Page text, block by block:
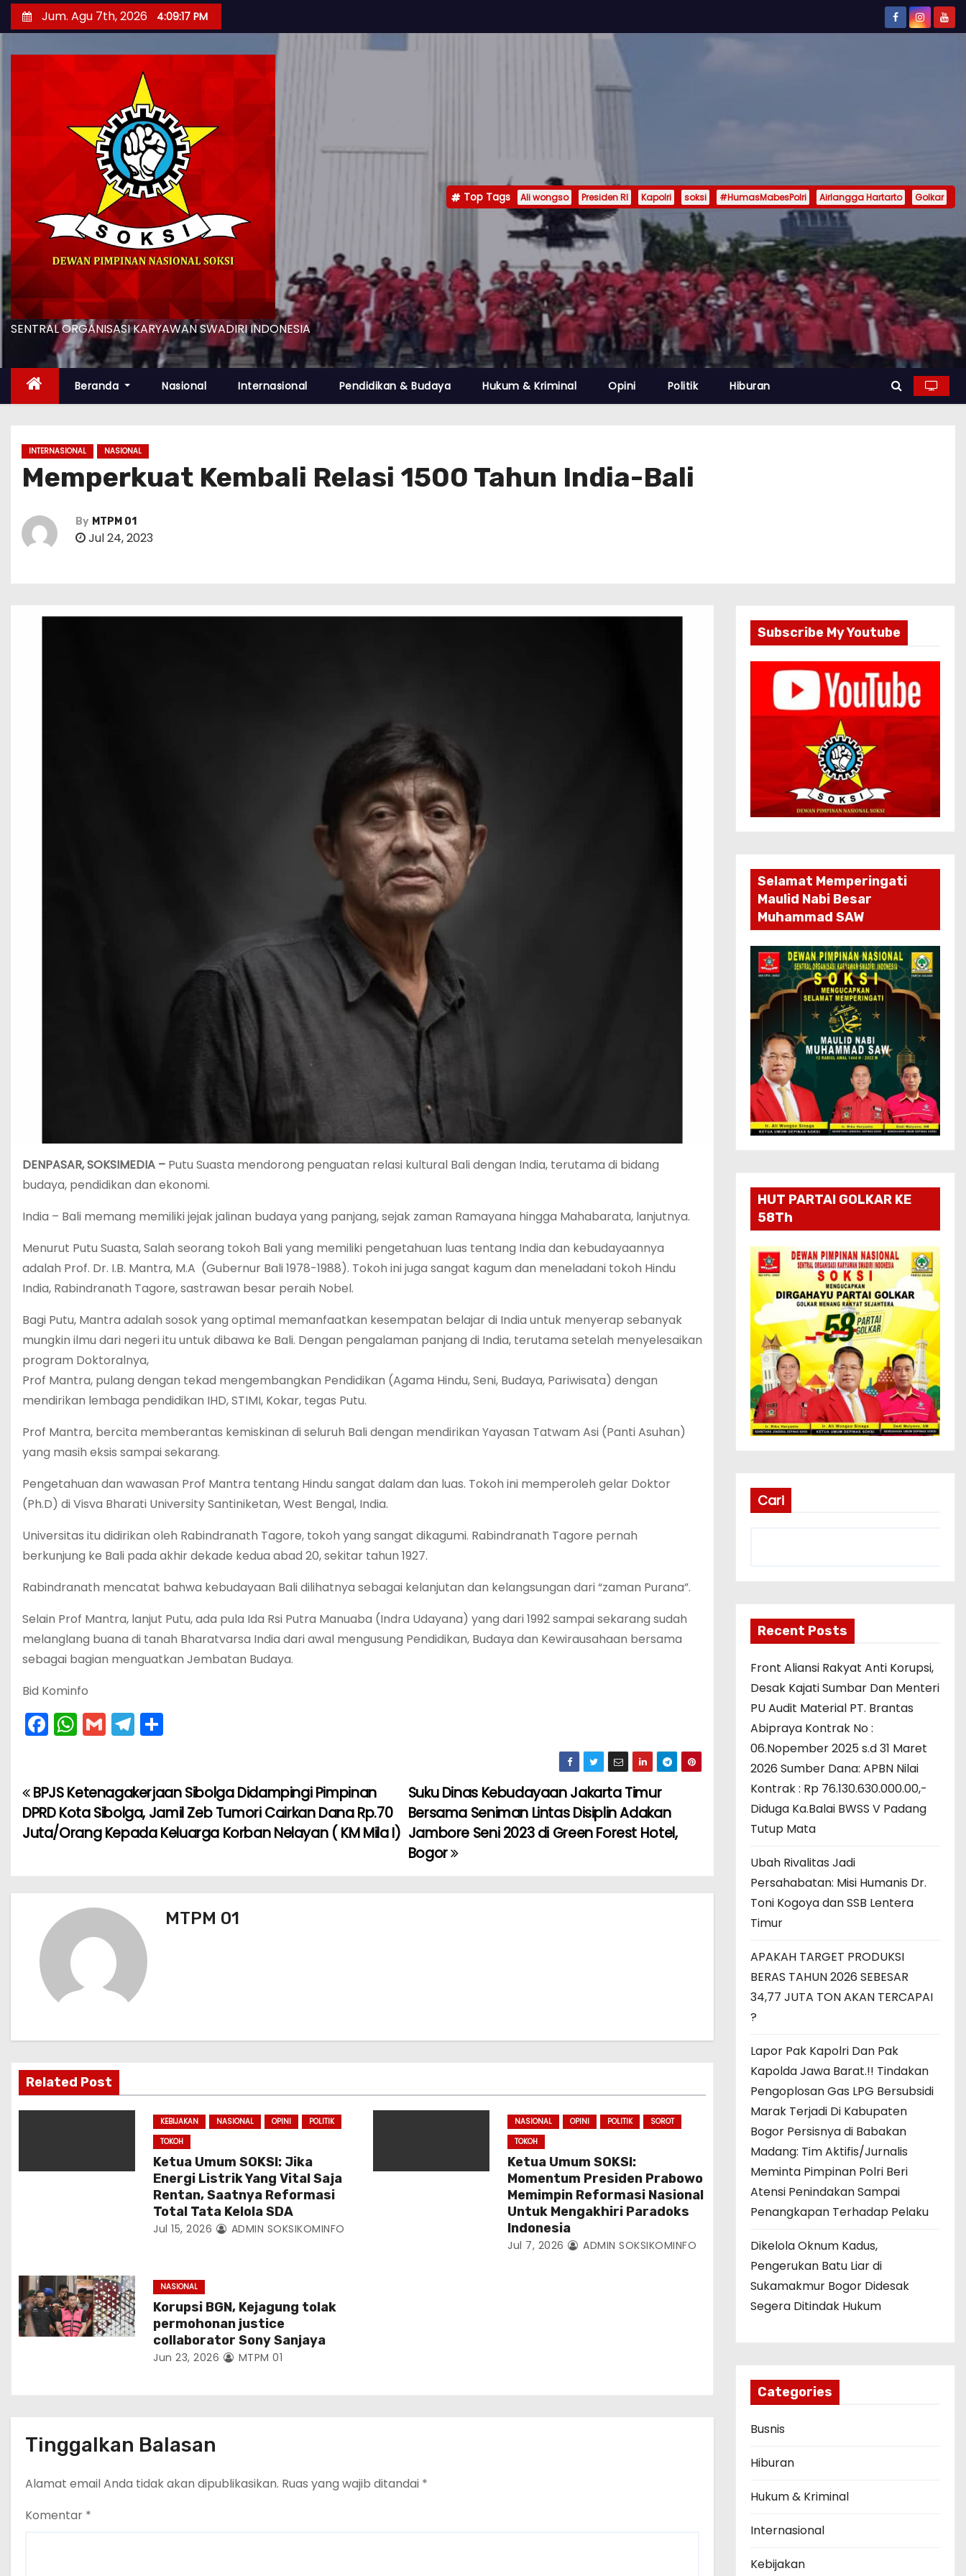
k
t
Jum. Agu 7th, 2026 4:09:19 PM
SENTRAL ORGANISASI KARYAWAN SWADIRI INDONESIA
Top Tags Ali wongso Presiden RI Kapolri soksi #HumasMabesPolri Airlangga Hartarto Golkar
Beranda Nasional Internasional Pendidikan & Budaya Hukum & Kriminal Opini Politik Hiburan
INTERNASIONAL NASIONAL
Memperkuat Kembali Relasi 1500 Tahun India-Bali
By MTPM 01
Jul 24, 2023
DENPASAR, SOKSIMEDIA – Putu Suasta mendorong penguatan relasi kultural Bali dengan India, terutama di bidang
budaya, pendidikan dan ekonomi.
India – Bali memang memiliki jejak jalinan budaya yang panjang, sejak zaman Ramayana hingga Mahabarata, lanjutnya.
Menurut Putu Suasta, Salah seorang tokoh Bali yang memiliki pengetahuan luas tentang India dan kebudayaannya
adalah Prof. Dr. I.B. Mantra, M.A (Gubernur Bali 1978-1988). Tokoh ini juga sangat kagum dan meneladani tokoh Hindu
India, Rabindranath Tagore, sastrawan besar peraih Nobel.
Bagi Putu, Mantra adalah sosok yang optimal memanfaatkan kesempatan belajar di India untuk menyerap sebanyak
mungkin ilmu dari negeri itu untuk dibawa ke Bali. Dengan pengalaman panjang di India, terutama setelah menyelesaikan
program Doktoralnya,
Prof Mantra, pulang dengan tekad mengembangkan Pendidikan (Agama Hindu, Seni, Budaya, Pariwisata) dengan
mendirikan lembaga pendidikan IHD, STIMI, Kokar, tegas Putu.
Prof Mantra, bercita memberantas kemiskinan di seluruh Bali dengan mendirikan Yayasan Tatwam Asi (Panti Asuhan)
yang masih eksis sampai sekarang.
Pengetahuan dan wawasan Prof Mantra tentang Hindu sangat dalam dan luas. Tokoh ini memperoleh gelar Doktor
(Ph.D) di Visva Bharati University Santiniketan, West Bengal, India.
Universitas itu didirikan oleh Rabindranath Tagore, tokoh yang sangat dikagumi. Rabindranath Tagore pernah
berkunjung ke Bali pada akhir dekade kedua abad 20, sekitar tahun 1927.
Rabindranath mencatat bahwa kebudayaan Bali dilihatnya sebagai kelanjutan dan kelangsungan dari “zaman Purana”.
Selain Prof Mantra, lanjut Putu, ada pula Ida Rsi Putra Manuaba (Indra Udayana) yang dari 1992 sampai sekarang sudah
melanglang buana di tanah Bharatvarsa India dari awal mengusung Pendidikan, Budaya dan Kewirausahaan bersama
sebagai bagian menguatkan Jembatan Budaya.
Bid Kominfo
F
a
e
b
o
k
W
h
ts
A
p
G
m
l
T
el
gr
a
m
e
N
a
i
p
o
s
Suku Dinas Kebudayaan Jakarta Timur
Bersama Seniman Lintas Disiplin Adakan
Jambore Seni 2023 di Green Forest Hotel,
Bogor
BPJS Ketenagakerjaan Sibolga Didampingi Pimpinan
DPRD Kota Sibolga, Jamil Zeb Tumori Cairkan Dana Rp.70
Juta/Orang Kepada Keluarga Korban Nelayan ( KM Mila I)
MTPM 01
Related Post
KEBIJAKAN NASIONAL OPINI
POLITIK
TOKOH
Ketua Umum SOKSI: Jika
Energi Listrik Yang Vital Saja
Rentan, Saatnya Reformasi
Total Tata Kelola SDA
Jul 15, 2026 ADMIN SOKSIKOMINFO
NASIONAL OPINI POLITIK
SOROT
TOKOH
Ketua Umum SOKSI:
Momentum Presiden Prabowo
Memimpin Reformasi Nasional
Untuk Mengakhiri Paradoks
Indonesia
Jul 7, 2026 ADMIN SOKSIKOMINFO
NASIONAL
Korupsi BGN, Kejagung tolak
permohonan justice
collaborator Sony Sanjaya
Jun 23, 2026 MTPM 01
Tinggalkan Balasan
Alamat email Anda tidak akan dipublikasikan. Ruas yang wajib ditandai *
Komentar *
Subscribe My Youtube
Selamat Memperingati
Maulid Nabi Besar
Muhammad SAW
HUT PARTAI GOLKAR KE
58Th
Cari
Recent Posts
Front Aliansi Rakyat Anti Korupsi,
Desak Kajati Sumbar Dan Menteri
PU Audit Material PT. Brantas
Abipraya Kontrak No :
06.Nopember 2025 s.d 31 Maret
2026 Sumber Dana: APBN Nilai
Kontrak : Rp 76.130.630.000.00,-
Diduga Ka.Balai BWSS V Padang
Tutup Mata
Ubah Rivalitas Jadi
Persahabatan: Misi Humanis Dr.
Toni Kogoya dan SSB Lentera
Timur
APAKAH TARGET PRODUKSI
BERAS TAHUN 2026 SEBESAR
34,77 JUTA TON AKAN TERCAPAI
?
Lapor Pak Kapolri Dan Pak
Kapolda Jawa Barat.!! Tindakan
Pengoplosan Gas LPG Bersubsidi
Marak Terjadi Di Kabupaten
Bogor Persisnya di Babakan
Madang: Tim Aktifis/Jurnalis
Meminta Pimpinan Polri Beri
Atensi Penindakan Sampai
Penangkapan Terhadap Pelaku
Dikelola Oknum Kadus,
Pengerukan Batu Liar di
Sukamakmur Bogor Didesak
Segera Ditindak Hukum
Categories
Busnis
Hiburan
Hukum & Kriminal
Internasional
Kebijakan